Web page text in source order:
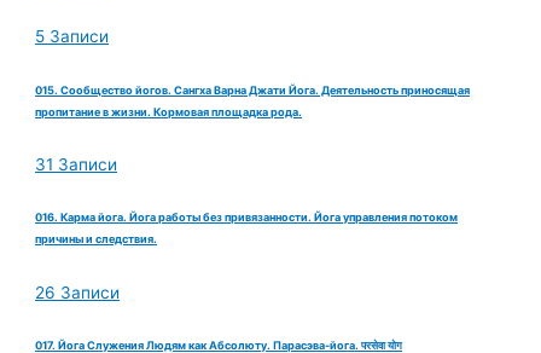
5 Записи
015. Сообщество йогов. Сангха Варна Джати Йога. Деятельность приносящая
пропитание в жизни. Кормовая площадка рода.
31 Записи
016. Карма йога. Йога работы без привязанности. Йога управления потоком
причины и следствия.
26 Записи
017. Йога Служения Людям как Абсолюту. Парасэва-йога. परसेवा योग